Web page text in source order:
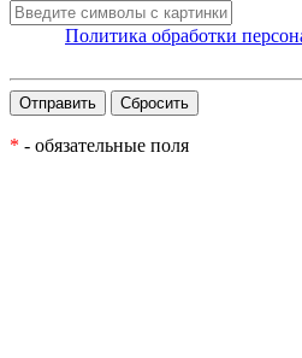
Политика обработки
* - обязательные поля